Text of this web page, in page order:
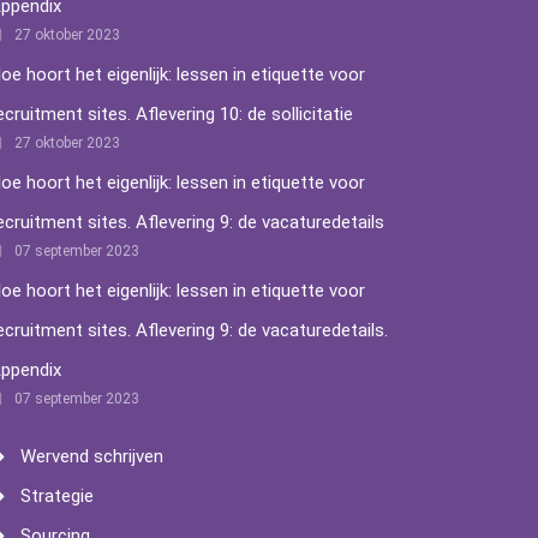
27 oktober 2023
hoort het eigenlijk: lessen in etiquette voor
sites. Aflevering 10: de sollicitatie
27 oktober 2023
hoort het eigenlijk: lessen in etiquette voor
sites. Aflevering 9: de vacaturedetails
07 september 2023
hoort het eigenlijk: lessen in etiquette voor
sites. Aflevering 9: de vacaturedetails.
07 september 2023
Wervend schrijven
Strategie